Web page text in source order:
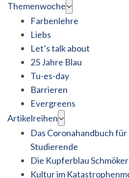
Themenwoche
Farbenlehre
Liebs
Let’s talk about
25 Jahre Blau
Tu-es-day
Barrieren
Evergreens
Artikelreihen
Das Coronahandbuch für
Studierende
Die Kupferblau
Kultur im